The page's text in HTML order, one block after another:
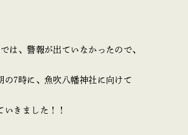
は、警報が出ていなかったので、
の7時に、魚吹八幡神社に向けて
いきました！！